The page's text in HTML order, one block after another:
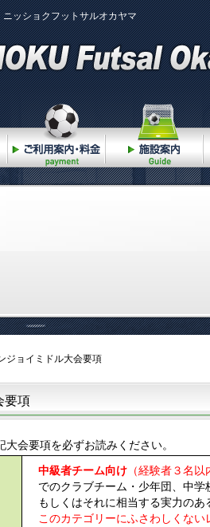
ッショクフットサルオカヤマ
ニュース ご利用案内・料金
ジョイミドル大会要項
要項
会要項を必ずお読みください。
中級者チーム向け （経験者３名
でのクラブチーム・少年団、中
もしくはそれに相当する実力のあ
このカテゴリーにふさわしくな